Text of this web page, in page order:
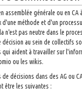
assemblée générale ou en CA
d'une méthode et d'un
n'est pas neutre dans le
décision au sein de collectifs
qui aident à travailler sur
ou les wikis.
décisions dans des AG ou
être les suivantes :